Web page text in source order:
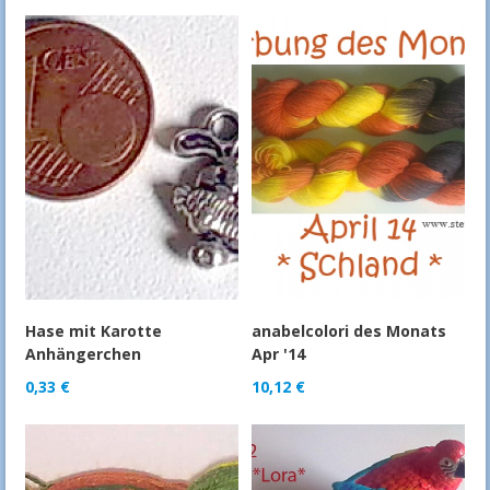
Hase mit Karotte
Anhängerchen
0,33 €
anabelcolori des Monats
Apr '14
10,12 €